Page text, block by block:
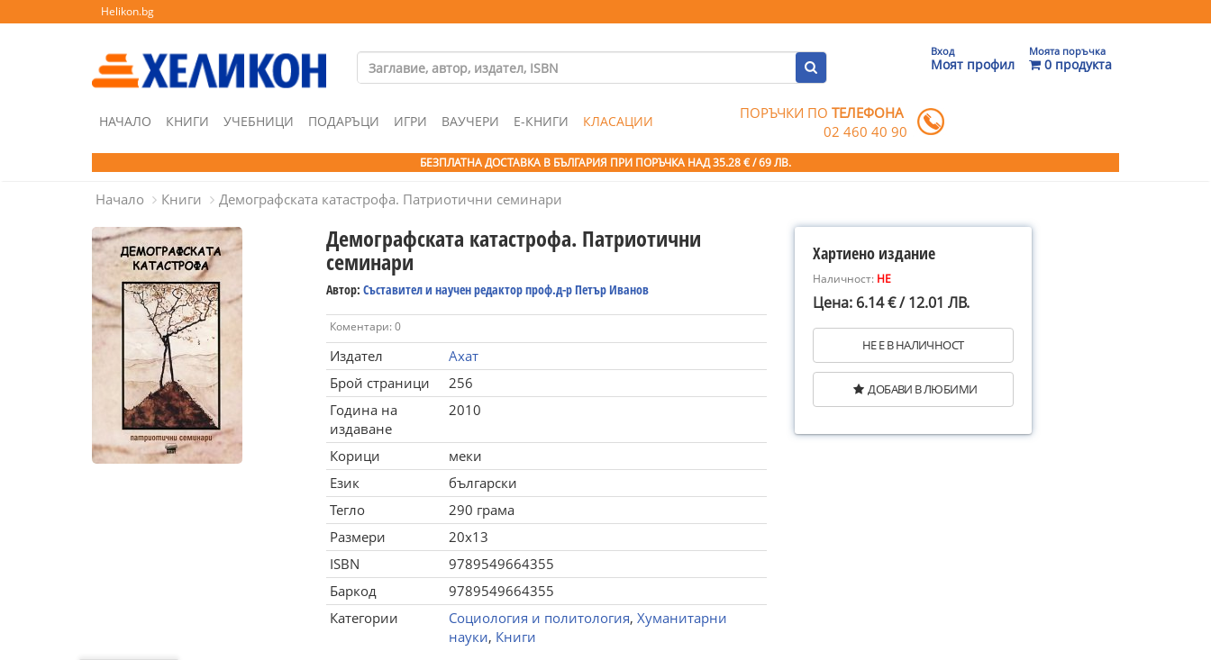
Helikon.bg
Вход
Моят профил
Моята поръчка
0 продукта
НАЧАЛО КНИГИ УЧЕБНИЦИ ПОДАРЪЦИ ИГРИ ВАУЧЕРИ Е-КНИГИ КЛАСАЦИИ ПОРЪЧКИ ПОТЕЛЕФОНА
02 460 40 90
БЕЗПЛАТНА ДОСТАВКА В БЪЛГАРИЯ ПРИ ПОРЪЧКА НАД 35.28 € / 69 ЛВ.
Начало Книги Демографската катастрофа. Патриотични семинари
Демографската катастрофа. Патриотични
семинари
Автор: Съставител и научен редактор проф.д-р Петър Иванов
Коментари: 0
Издател
Ахат
Брой страници
256
Година на
издаване
2010
Корици
меки
Език
български
Тегло
290 грама
Размери
20x13
ISBN
9789549664355
Баркод
9789549664355
Категории
Социология и политология, Хуманитарни
науки, Книги
Хартиено издание
Наличност: НЕ
Цена: 6.14 € / 12.01 ЛВ.
НЕ Е В НАЛИЧНОСТ
ДОБАВИ В ЛЮБИМИ